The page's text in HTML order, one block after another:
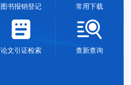
图书报销登记 常用下载
论文引证检索 查新查询